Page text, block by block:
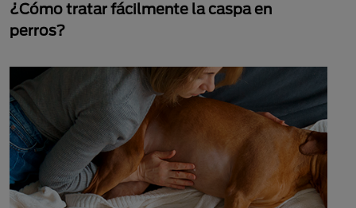
¿Cómo tratar fácilmente la caspa en
perros?